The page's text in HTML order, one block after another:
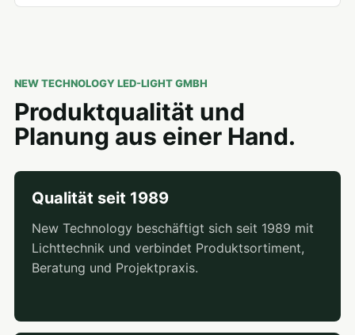
NEW TECHNOLOGY LED-LIGHT GMBH
Produktqualität und
Planung aus einer Hand.
Qualität seit 1989
New Technology beschäftigt sich seit 1989 mit
Lichttechnik und verbindet Produktsortiment,
Beratung und Projektpraxis.